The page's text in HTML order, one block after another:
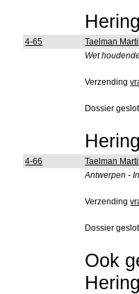
4-65 Taelman
Wet
Verzending
Dossier
4-66 Taelman
Antwerpen -
Verzending
Dossier
Ook